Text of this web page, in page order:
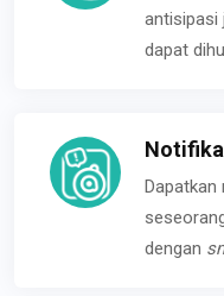
antisipasi
dapat
Dapatkan
dengan